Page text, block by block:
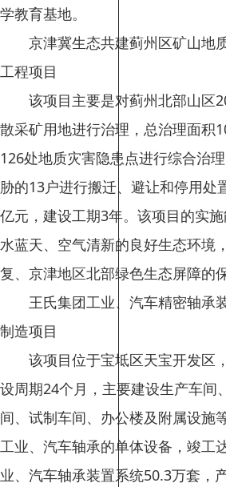
学教育基地。
京津冀生态共建蓟州区矿山地
工程项目
该项目主要是对蓟州北部山区
散采矿用地进行治理，总治理面积
126处地质灾害隐患点进行综合治
胁的13户进行搬迁、避让和停用处
亿元，建设工期3年。该项目的实
水蓝天、空气清新的良好生态环境
复、京津地区北部绿色生态屏障的
王氏集团工业、汽车精密轴承
制造项目
该项目位于宝坻区天宝开发区
设周期24个月，主要建设生产车间
间、试制车间、办公楼及附属设施
工业、汽车轴承的单体设备，竣工
业、汽车轴承装置系统50.3万套，